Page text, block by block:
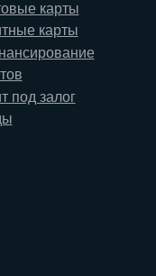
карты
карты
под залог